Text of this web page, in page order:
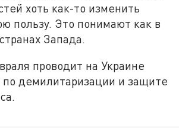
хоть как-то изменить
пользу. Это понимают как в
Запада.
проводит на Украине
демилитаризации и защите